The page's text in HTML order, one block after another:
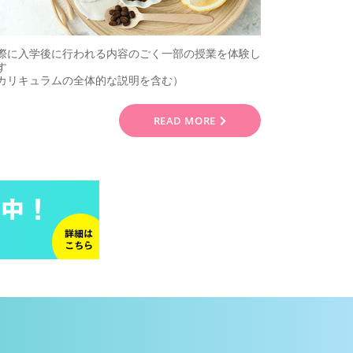
に入学後に行われる内容のごく一部の授業を体験し
リキュラムの全体的な説明を含む）
READ MORE